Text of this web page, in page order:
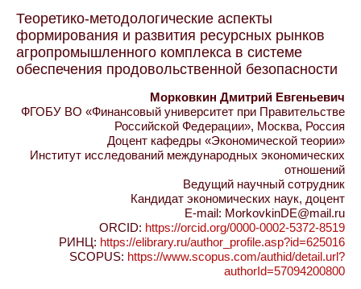
Теоретико-методологические аспекты
формирования и развития ресурсных рынков
агропромышленного комплекса в системе
обеспечения продовольственной безопасности
Морковкин Дмитрий Евгеньевич
ФГОБУ ВО «Финансовый университет при Правительстве
Российской Федерации», Москва, Россия
Доцент кафедры «Экономической теории»
Институт исследований международных экономических
отношений
Ведущий научный сотрудник
Кандидат экономических наук, доцент
E-mail: MorkovkinDE@mail.ru
ORCID: https://orcid.org/0000-0002-5372-8519
РИНЦ: https://elibrary.ru/author_profile.asp?id=625016
SCOPUS: https://www.scopus.com/authid/detail.url?
authorId=57094200800